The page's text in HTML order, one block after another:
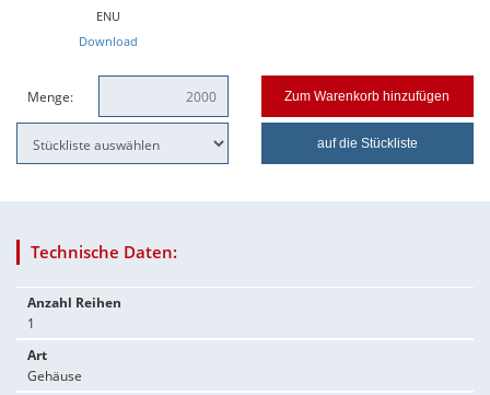
ENU
Download
Menge: Zum Warenkorb hinzufügen
auf die Stückliste
Technische Daten:
Anzahl Reihen
1
Art
Gehäuse